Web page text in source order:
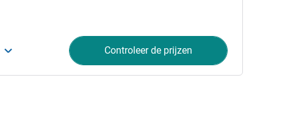
Controleer de prijzen